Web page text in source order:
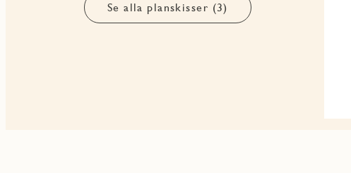
Se alla planskisser (3)